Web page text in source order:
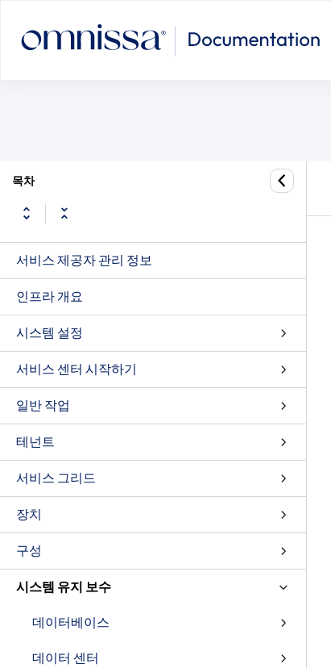
목차
서비스 제공자 관리 정보
인프라 개요
시스템 설정
서비스 센터 시작하기
일반 작업
테넌트
서비스 그리드
장치
구성
시스템 유지 보수
데이터베이스
데이터 센터